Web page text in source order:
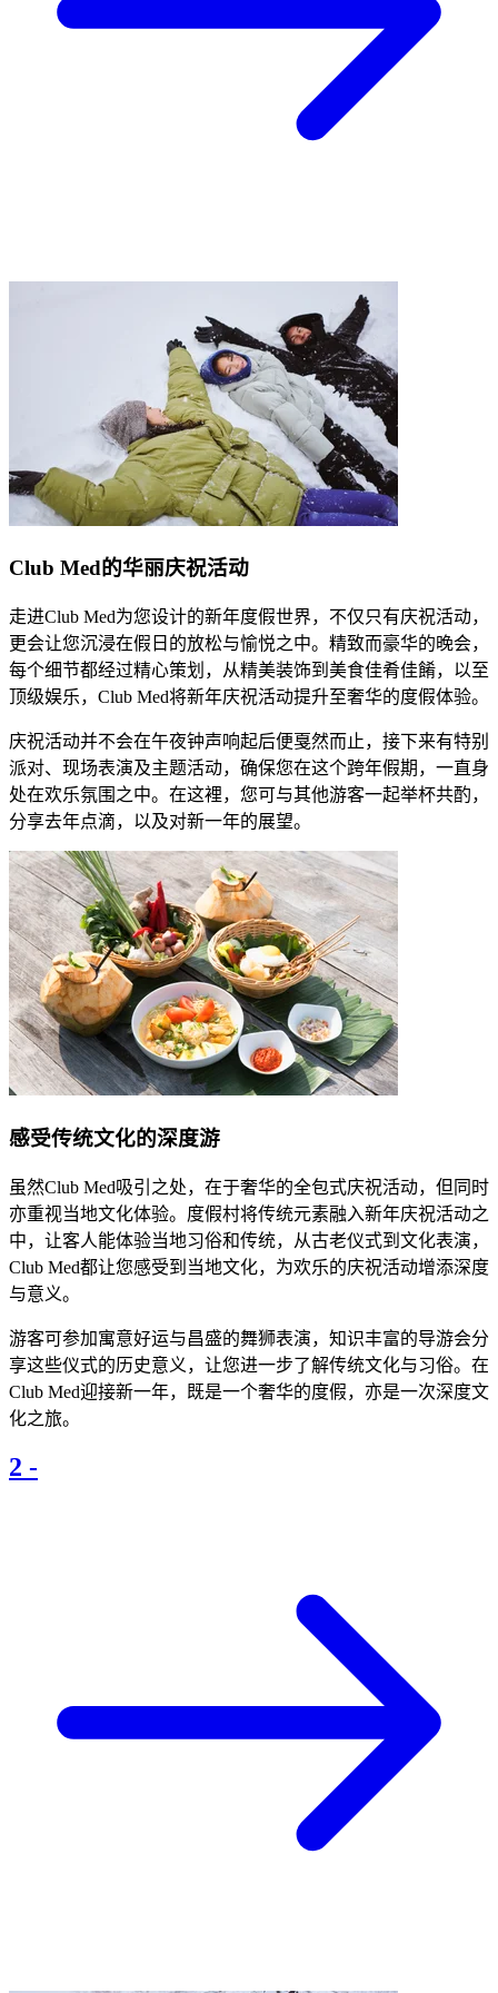
​​Club Med的华丽庆祝活动
​​走进Club Med为您设计的新年度假世界，不仅只有庆祝活动，
更会让您沉浸在假日的放松与愉悦之中。精致而豪华的晚会，
每个细节都经过精心策划，从精美装饰到美食佳肴佳餚，以至
顶级娱乐，Club Med将新年庆祝活动提升至奢华的度假体验。​
​​庆祝活动并不会在午夜钟声响起后便戛然而止，接下来有特别
派对、现场表演及主题活动，确保您在这个跨年假期，一直身
处在欢乐氛围之中。在这裡，您可与其他游客一起举杯共酌，
分享去年点滴，以及对新一年的展望。​
​​感受传统文化的深度游
​​虽然Club Med吸引之处，在于奢华的全包式庆祝活动，但同时
亦重视当地文化体验。​度假村​将传统元素融入新年庆祝活动之
中，让客人能体验当地习俗和传统，从古老仪式到文化表演，
Club Med都让您感受到当地文化，为欢乐的庆祝活动增添深度
与意义。​
​​游客可参加寓意好运与昌盛的舞狮表演，知识丰富的导游会分
享这些仪式的历史意义，让您进一步了解传统文化与习俗。在
Club Med迎接新一年，既是一个奢华的度假，亦是一次深度文
化之旅。​
2 -